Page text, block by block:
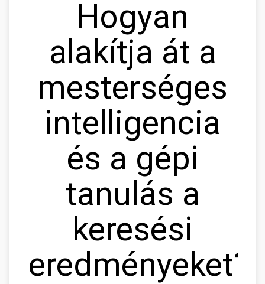
Hogyan
alakítja át a
mesterséges
intelligencia
és a gépi
tanulás a
keresési
eredményeket?